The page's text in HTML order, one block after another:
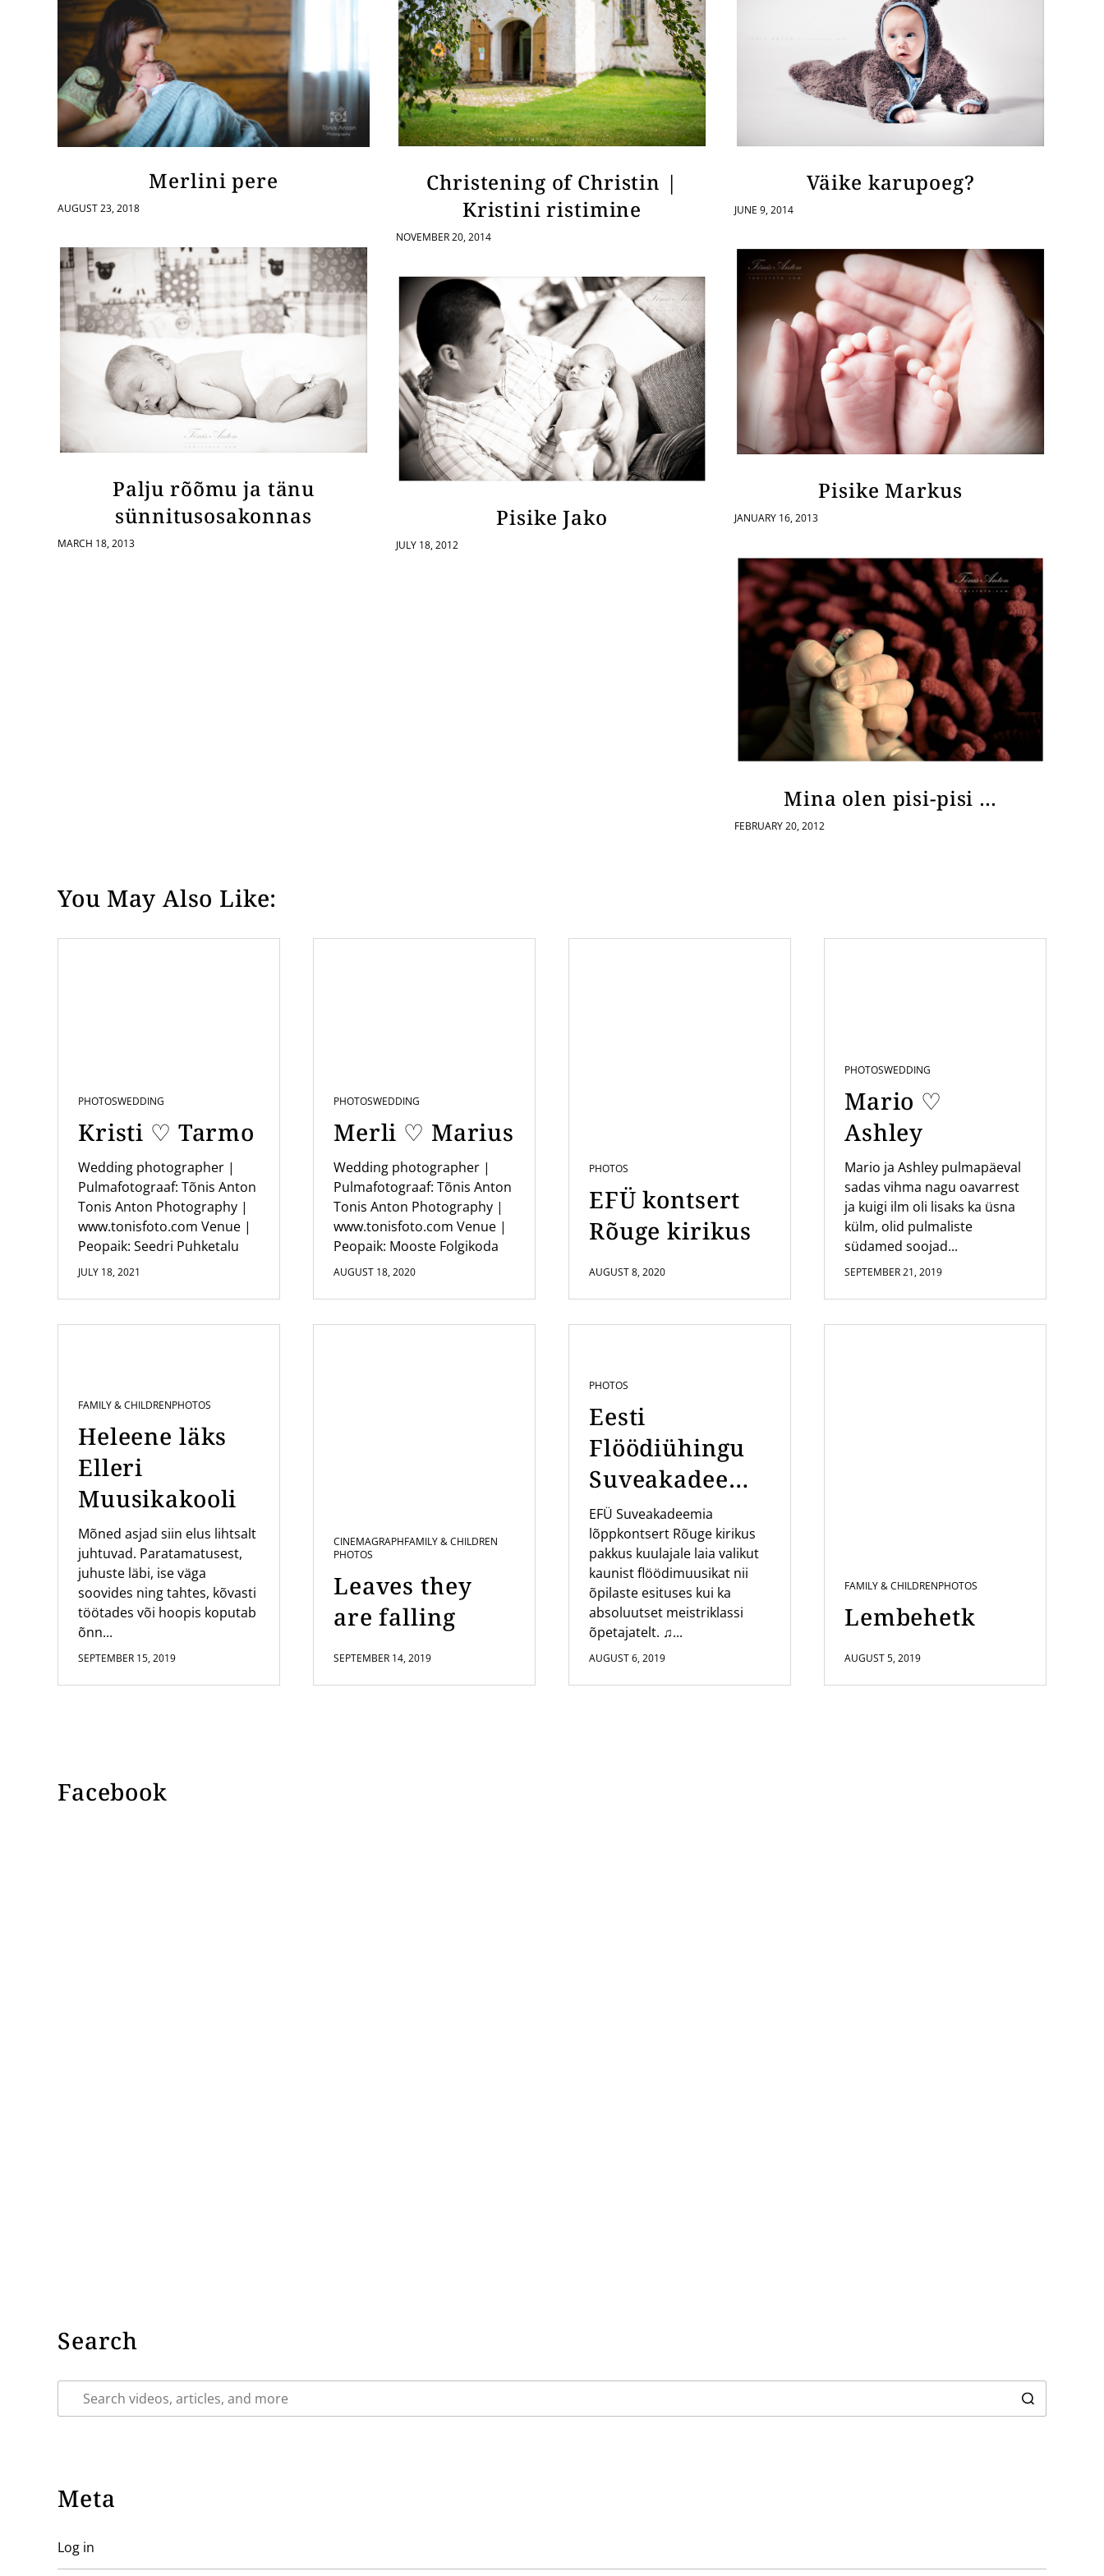
Merlini pere
AUGUST 23, 2018
Christening of Christin |
Kristini ristimine
NOVEMBER 20, 2014
Väike karupoeg?
JUNE 9, 2014
Palju rõõmu ja tänu
sünnitusosakonnas
MARCH 18, 2013
Pisike Markus
JANUARY 16, 2013
Pisike Jako
JULY 18, 2012
Mina olen pisi-pisi …
FEBRUARY 20, 2012
You May Also Like:
PHOTOSWEDDING
Kristi ♡ Tarmo
Wedding photographer |
Pulmafotograaf: Tõnis Anton
Tonis Anton Photography |
www.tonisfoto.com Venue |
Peopaik: Seedri Puhketalu
JULY 18, 2021
PHOTOSWEDDING
Merli ♡ Marius
Wedding photographer |
Pulmafotograaf: Tõnis Anton
Tonis Anton Photography |
www.tonisfoto.com Venue |
Peopaik: Mooste Folgikoda
AUGUST 18, 2020
PHOTOS
EFÜ kontsert
Rõuge kirikus
AUGUST 8, 2020
PHOTOSWEDDING
Mario ♡
Ashley
Mario ja Ashley pulmapäeval
sadas vihma nagu oavarrest
ja kuigi ilm oli lisaks ka üsna
külm, olid pulmaliste
südamed soojad...
SEPTEMBER 21, 2019
FAMILY & CHILDRENPHOTOS
Heleene läks
Elleri
Muusikakooli
Mõned asjad siin elus lihtsalt
juhtuvad. Paratamatusest,
juhuste läbi, ise väga
soovides ning tahtes, kõvasti
töötades või hoopis koputab
õnn...
SEPTEMBER 15, 2019
CINEMAGRAPHFAMILY & CHILDREN
PHOTOS
Leaves they
are falling
SEPTEMBER 14, 2019
PHOTOS
Eesti
Flöödiühingu
Suveakadeemi
a kontsert
Rõuge Kirikus
EFÜ Suveakadeemia
lõppkontsert Rõuge kirikus
pakkus kuulajale laia valikut
kaunist flöödimuusikat nii
õpilaste esituses kui ka
absoluutset meistriklassi
õpetajatelt. ♫...
AUGUST 6, 2019
FAMILY & CHILDRENPHOTOS
Lembehetk
AUGUST 5, 2019
Facebook
Search
Meta
Log in